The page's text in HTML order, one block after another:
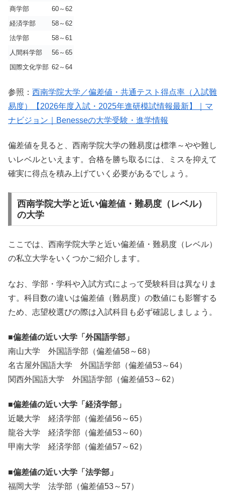
商学部
60～62
経済学部
58～62
法学部
58～61
人間科学部
56～65
国際文化学部 62～64
参照： 西南学院大学／偏差値・共通テスト得点率（入試難
易度）【2026年度入試・2025年進研模試情報最新】｜マ
ナビジョン｜Benesseの大学受験・進学情報
偏差値を見ると、西南学院大学の難易度は標準～やや難し
いレベルといえます。合格を勝ち取るには、ミスを抑えて
確実に得点を積み上げていく必要があるでしょう。
西南学院大学と近い偏差値・難易度（レベル）
の大学
ここでは、西南学院大学と近い偏差値・難易度（レベル）
の私立大学をいくつかご紹介します。
なお、学部・学科や入試方式によって受験科目は異なりま
す。科目数の違いは偏差値（難易度）の数値にも影響する
ため、志望校選びの際は入試科目も必ず確認しましょう。
■偏差値の近い大学「外国語学部」
南山大学 外国語学部（偏差値58～68）
名古屋外国語大学 外国語学部（偏差値53～64）
関西外国語大学 外国語学部（偏差値53～62）
■偏差値の近い大学「経済学部」
近畿大学 経済学部（偏差値56～65）
龍谷大学 経済学部（偏差値53～60）
甲南大学 経済学部（偏差値57～62）
■偏差値の近い大学「法学部」
福岡大学 法学部（偏差値53～57）